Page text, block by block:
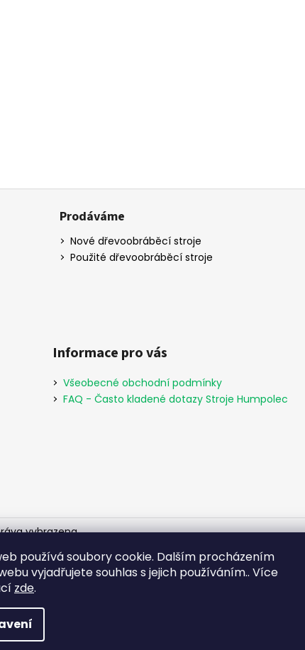
používá soubory cookie. Dalším procházením
vyjadřujete souhlas s jejich používáním.. Více
zde.
Prodáváme
Nové dřevoobráběcí stroje
Použité dřevoobráběcí stroje
Informace pro vás
Všeobecné obchodní podmínky
FAQ - Často kladené dotazy Stroje Humpolec
vyhrazena.